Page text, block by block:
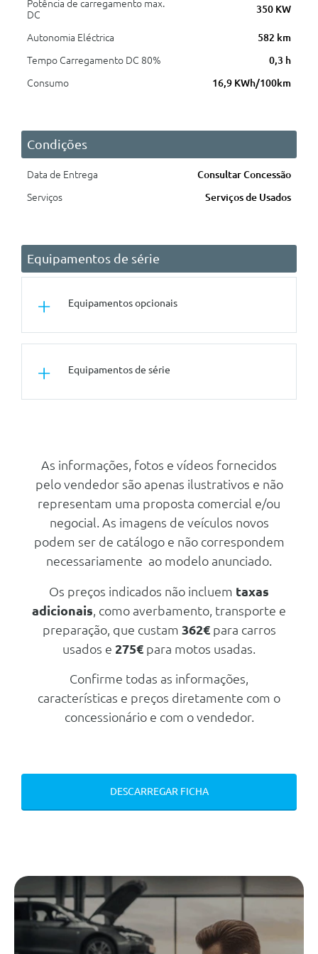
Potência de carregamento max.
DC
350 KW
Autonomia Eléctrica
582 km
Tempo Carregamento DC 80%
0,3 h
Consumo
16,9 KWh/100km
Condições
Data de Entrega
Consultar Concessão
Serviços
Serviços de Usados
Equipamentos de série
Equipamentos opcionais
Equipamentos de série
Suporte Para Copos Na Consola
Central
Espelhos Retrovisores Electricos
Em Preto + Aquecidos E
Retráteis
Ar Condicionado Automático +
Volante Aquecido
Bolsas De Arrumos Nas Costas
Dos Bancos Dianteiros
Estofos Em Couro Vegan
Banco Do Passageiro Com
Pedais Em Aluminio
Vidros Traseiros Escurecidos
Fecho Centralizado De Portas
As informações, fotos e vídeos fornecidos
pelo vendedor são apenas ilustrativos e não
representam uma proposta comercial e/ou
negocial. As imagens de veículos novos
podem ser de catálogo e não correspondem
necessariamente ao modelo anunciado.
Os preços indicados não incluem taxas
adicionais , como averbamento, transporte e
preparação, que custam 362€para carros
usados e 275€ para motos usadas.
Confirme todas as informações,
características e preços diretamente com o
concessionário e com o vendedor.
DESCARREGAR FICHA